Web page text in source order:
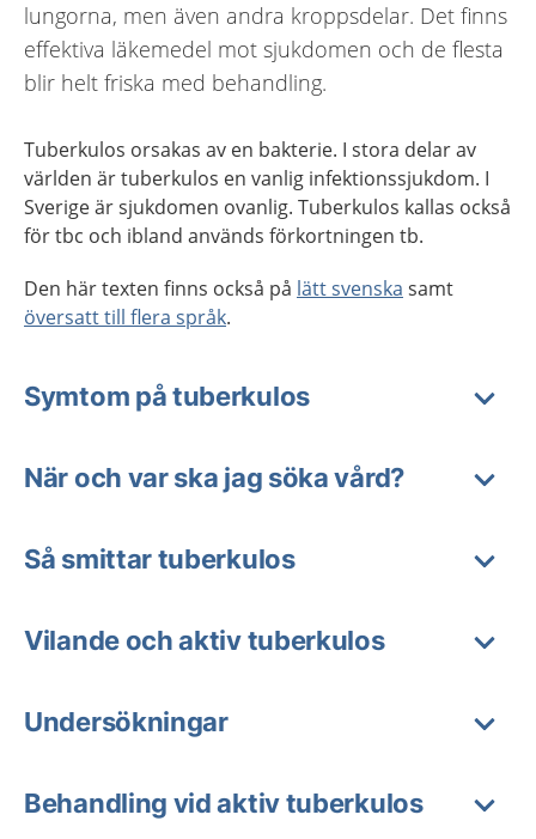
lungorna, men även andra kroppsdelar. Det finns
effektiva läkemedel mot sjukdomen och de flesta
blir helt friska med behandling.
Tuberkulos orsakas av en bakterie. I stora delar av
världen är tuberkulos en vanlig infektionssjukdom. I
Sverige är sjukdomen ovanlig. Tuberkulos kallas också
för tbc och ibland används förkortningen tb.
Den här texten finns också på lätt svenska samt
översatt till flera språk.
Symtom på tuberkulos
När och var ska jag söka vård?
Så smittar tuberkulos
Vilande och aktiv tuberkulos
Undersökningar
Behandling vid aktiv tuberkulos